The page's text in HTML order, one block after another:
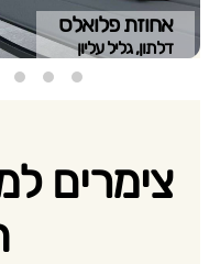
אחוזת פלואלס
דלתון, גליל עליון
צימרים